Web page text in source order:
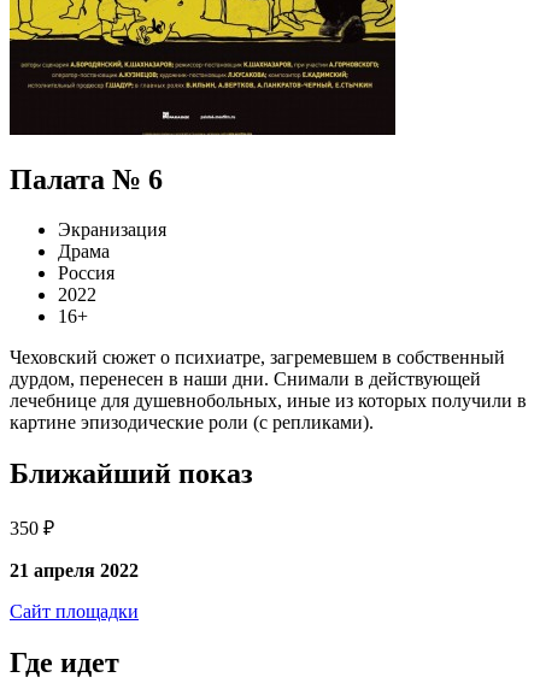
Палата № 6
Экранизация
Драма
Россия
2022
16+
Чеховский сюжет о психиатре, загремевшем в собственный
дурдом, перенесен в наши дни. Снимали в действующей
лечебнице для душевнобольных, иные из которых получили в
картине эпизодические роли (с репликами).
Ближайший показ
350 ₽
21 апреля 2022
Сайт площадки
Где идет